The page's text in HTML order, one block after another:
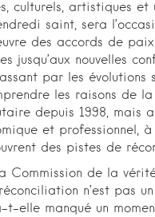
culturels, artistiques et
saint, sera
des accords de
jusqu’aux nouvelles
par les évolutions
les raisons de
depuis 1998, mais
et professionnel, à
des pistes de
Commission de la
n’est pas un
t-elle manqué un